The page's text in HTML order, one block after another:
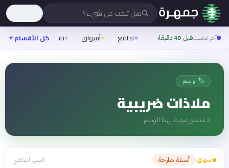
هل تبحث عن شيء؟
آخر تحديثقبل 40 دقيقة تدافع أسواق ناس روح
كل الأقسام
🏷️ وسم
ملاذات ضريبية
2 منشور مرتبط بهذا الوسم
أسواق› أسئلة شارحة الشهر الماضي